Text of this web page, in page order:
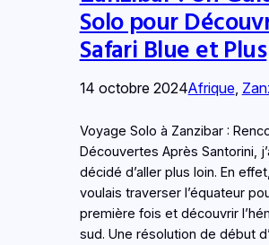
Solo pour
Safari Blue et Plus
14 octobre 2024Afrique,
Voyage Solo à Zanzibar :
Découvertes Après Santorini,
décidé d’aller plus loin. En
voulais traverser l’équateur
première fois et découvrir
sud. Une résolution de début